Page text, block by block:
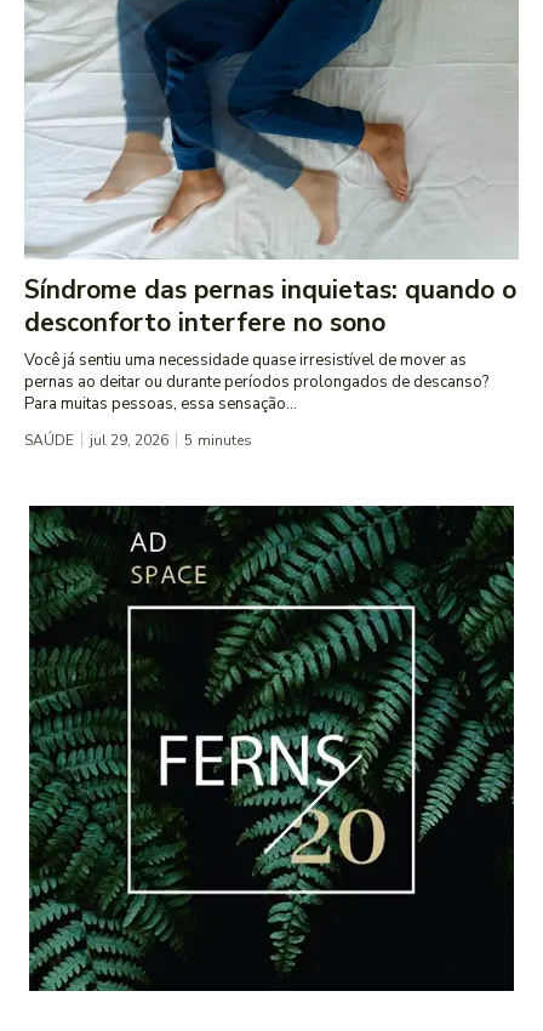
Síndrome das pernas inquietas: quando o
desconforto interfere no sono
Você já sentiu uma necessidade quase irresistível de mover as
pernas ao deitar ou durante períodos prolongados de descanso?
Para muitas pessoas, essa sensação...
SAÚDE jul 29, 2026 5 minutes